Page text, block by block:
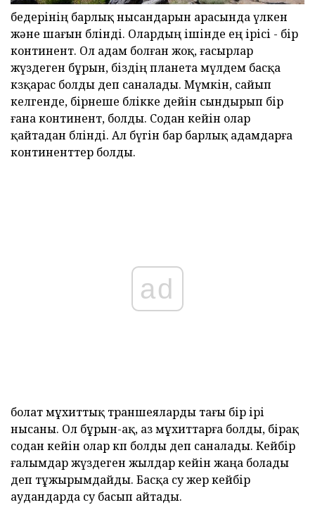
бедерінің барлық нысандарын арасында үлкен
және шағын бөлінді. Олардың ішінде ең ірісі - бір
континент. Ол адам болған жоқ, ғасырлар
жүздеген бұрын, біздің планета мүлдем басқа
көзқарас болды деп саналады. Мүмкін, сайып
келгенде, бірнеше бөлікке дейін сындырып бір
ғана континент, болды. Содан кейін олар
қайтадан бөлінді. Ал бүгін бар барлық адамдарға
континенттер болды.
ad
болат мұхиттық траншеяларды тағы бір ірі
нысаны. Ол бұрын-ақ, аз мұхиттарға болды, бірақ
содан кейін олар көп болды деп саналады. Кейбір
ғалымдар жүздеген жылдар кейін жаңа болады
деп тұжырымдайды. Басқа су жер кейбір
аудандарда су басып айтады.